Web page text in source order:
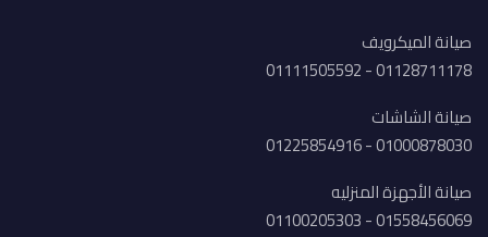
صيانة الميكرويف
01128711178 - 01111505592
صيانة الشاشات
01000878030 - 01225854916
صيانة الأجهزة المنزليه
01558456069 - 01100205303